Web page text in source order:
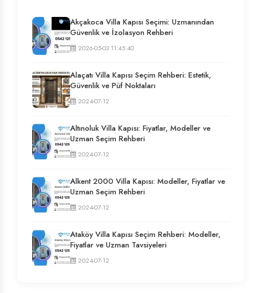
Akçakoca Villa Kapısı Seçimi: Uzmanından
Güvenlik ve İzolasyon Rehberi
2026-05-03 11:45:40
Alaçatı Villa Kapısı Seçim Rehberi: Estetik,
Güvenlik ve Püf Noktaları
2024-07-12
Altınoluk Villa Kapısı: Fiyatlar, Modeller ve
Uzman Seçim Rehberi
2024-07-12
Alkent 2000 Villa Kapısı: Modeller, Fiyatlar ve
Uzman Seçim Rehberi
2024-07-12
Ataköy Villa Kapısı Seçim Rehberi: Modeller,
Fiyatlar ve Uzman Tavsiyeleri
2024-07-12